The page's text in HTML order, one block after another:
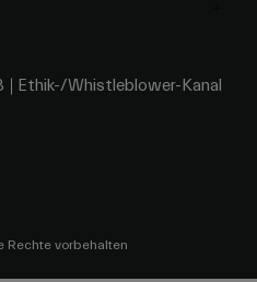
Ethik-/Whistleblower-Kanal
Rechte vorbehalten